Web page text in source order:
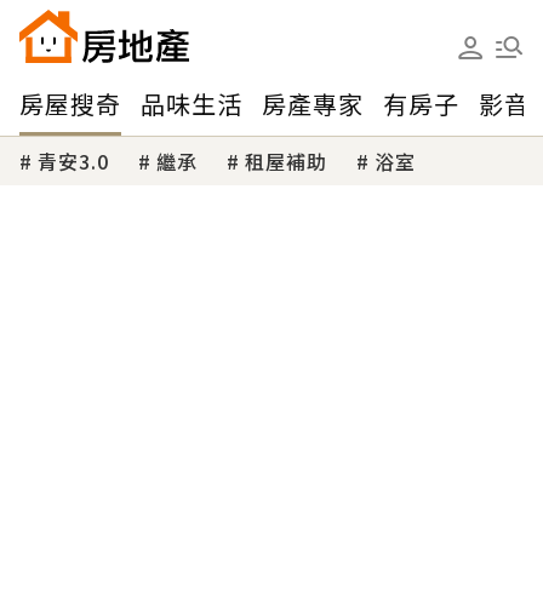
房屋搜奇 品味生活 房產專家 有房子 影音
青安3.0 繼承 租屋補助 浴室